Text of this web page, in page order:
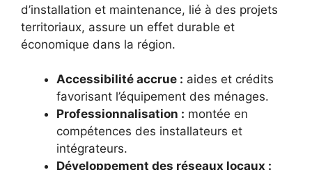
d’installation et maintenance, lié à des projets
territoriaux, assure un effet durable et
économique dans la région.
Accessibilité accrue : aides et crédits
favorisant l’équipement des ménages.
Professionnalisation : montée en
compétences des installateurs et
intégrateurs.
Développement des réseaux locaux :